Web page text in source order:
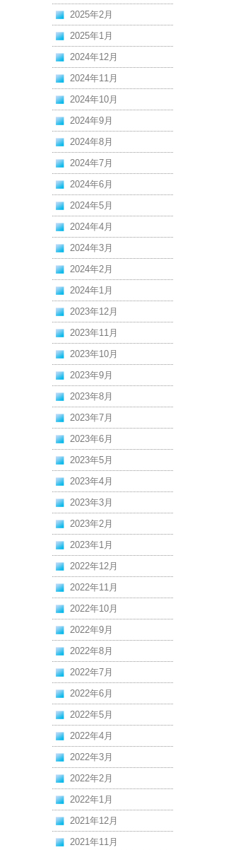
2025年2月
2025年1月
2024年12月
2024年11月
2024年10月
2024年9月
2024年8月
2024年7月
2024年6月
2024年5月
2024年4月
2024年3月
2024年2月
2024年1月
2023年12月
2023年11月
2023年10月
2023年9月
2023年8月
2023年7月
2023年6月
2023年5月
2023年4月
2023年3月
2023年2月
2023年1月
2022年12月
2022年11月
2022年10月
2022年9月
2022年8月
2022年7月
2022年6月
2022年5月
2022年4月
2022年3月
2022年2月
2022年1月
2021年12月
2021年11月